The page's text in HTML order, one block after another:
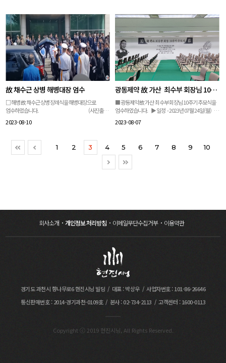
위해 고귀하게 희생하신 분들과 그 유가족들의 힘든
순간을 따듯한 동반자로 함께하고자 하는
현진시닝만의 다짐입니다. 언제나 함께
하겠습니다. 경기남부경찰청에서 현진시닝의
총괄실장과 담당팀장에게 표창장을
수여하셨습니다. 현진시닝을 대표하여 진심으로
감사드립니다. 이번 부천원미경찰서의 故 박찬준
경위님의 장례식과 영결식을 진행하면서
경찰관들께서 나라와 국민을 위해 얼마나 헌신하고
있는지를 겪고 느낄 수 있었습니다. 경찰관의
노고와 헌신에 한 사람의 국민으로서 안전한 사회를
만들기 위해 노력하시는 경찰관 여러분께 존경과
경의를 표합니다. 감사합니다.
추모제를 시작으로 올해 2023년9월26일 103주기
추모제도 현진시닝과 함께 하고 있다. 현진시닝은
사회와 국가에 헌신한 분들에 대해 진심으로 감사를
전하며, 이분들을 모시고 기리는 일들이 어렵더라도
먼저 앞장서고자 한다. [유관순 열사 순국 103주기
추모제] (일정) 2023월9월26일 15시~ (약40분 진행)
(식순)-국민의례-순국선열 및 호국영령에 대한 묵념-
내빈 소개 (박희영 용산구청장, 유관순 열사 유족,
현장에 함께 하였다)-추념사-추모사-헌화 및 분향-
추모공원 (숙명여대 학생들 참석)
사항과 개선 사항에 대해 토론하고자 함 ■ 신입
지도사 교육 대상자 선정 기준 - 입사 및 등록 일로부터
6개월 이상 (2023년 7월 31일 기준) - 제 4기 교육
미참석자 (2022년 11월 23일 신입 지도사 교육
미참석자) ■ 교육 일시 1) 1차수: 2023년 8월 23일
(수) 09시~17시 2) 2차수: 2023년 8월 30일(수) 09시
~17시 ? ■ 교육 장소 - 현진시닝 본사 3층 (Why
Not) ■ 신입지도사 교육 참석인원 1) 1차수: 15명 2)
故 채수근 상병 해병대장 엄수
□ 해병 故 채수근 상병 장례식을 해병대장으로
엄수하였습니다. (사진출처
2023.07.20~2023.07.22 ▶ 빈소: 해병대 1사단
도솔관(2023.07.22 09:00) ▶ 안장: 임실 호국원
(2023.07.22) (사진출처=
해병대원이 눈물을 흘리고 있다. 사진출처=연합뉴스)
2023-08-10
광동제약 故 가산 최수부 회장님 10주기 추모식 엄수
■ 광동제약 故 가산 최수부 회장님 10주기 추모식을
엄수하였습니다. ▶ 일정 - 2023년 07월 24일(월)
4곳 추모분향소 설치 ▶ 내용 -
만들기 위해 현진시닝과 진행 - 故 가산 최수부
회장님의 생전 뜻을 좇아 검소하고 소박하지만 품위
있는 추모식을 만듦- 광동제약 임직원 누구나 故
2023-08-07
1 2 3 4 5 6 7 8 9 10
회사소개 개인정보 처리방침 이메일무단수집거부 이용약관
경기도 과천시 향나무로6 현진시닝 빌딩 대표 : 박상우
사업자번호 : 101-86-26646
통신판매번호 : 2014-경기과천-0109호
본사 : 02-734-2113 고객센터 : 1600-0113
Copyright ⓒ 2019 현진시닝, All Rights Reserved.